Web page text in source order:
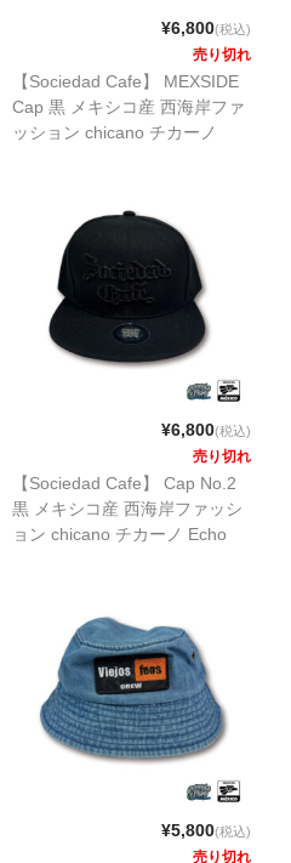
Brown Pride
全商品（ORIGINAL）
ハニーカムトライプ
ホルモンクラブ
天ぷらまめすけ
全商品（CD/DVD）
DJ SANTANA
Japanese Rap
MotiveRecords
DVD
全商品（グッズ ）
¥6,800(税込)
売り切れ
【Sociedad Cafe】 MEXSIDE
Cap 黒 メキシコ産 西海岸ファ
ッション chicano チカーノ
¥6,800(税込)
売り切れ
【Sociedad Cafe】 Cap No.2
黒 メキシコ産 西海岸ファッシ
ョン chicano チカーノ Echo
¥5,800(税込)
売り切れ